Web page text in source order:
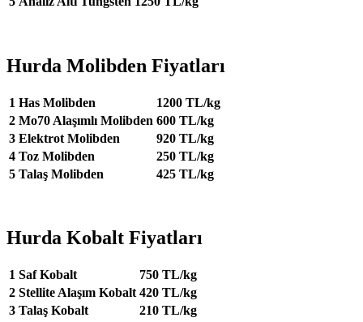
Hurda Molibden Fiyatları
1 Has Molibden
1200 TL/kg
2 Mo70 Alaşımlı Molibden 600 TL/kg
3 Elektrot Molibden
920 TL/kg
4 Toz Molibden
250 TL/kg
5 Talaş Molibden 425 TL/kg
Hurda Kobalt Fiyatları
1 Saf Kobalt
750 TL/kg
2 Stellite Alaşım Kobalt 420 TL/kg
3 Talaş Kobalt 210 TL/kg